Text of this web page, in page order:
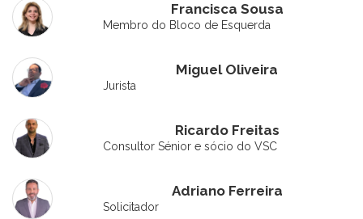
Francisca Sousa
Membro do Bloco de Esquerda
Miguel Oliveira
Jurista
Ricardo Freitas
Consultor Sénior e sócio do VSC
Adriano Ferreira
Solicitador